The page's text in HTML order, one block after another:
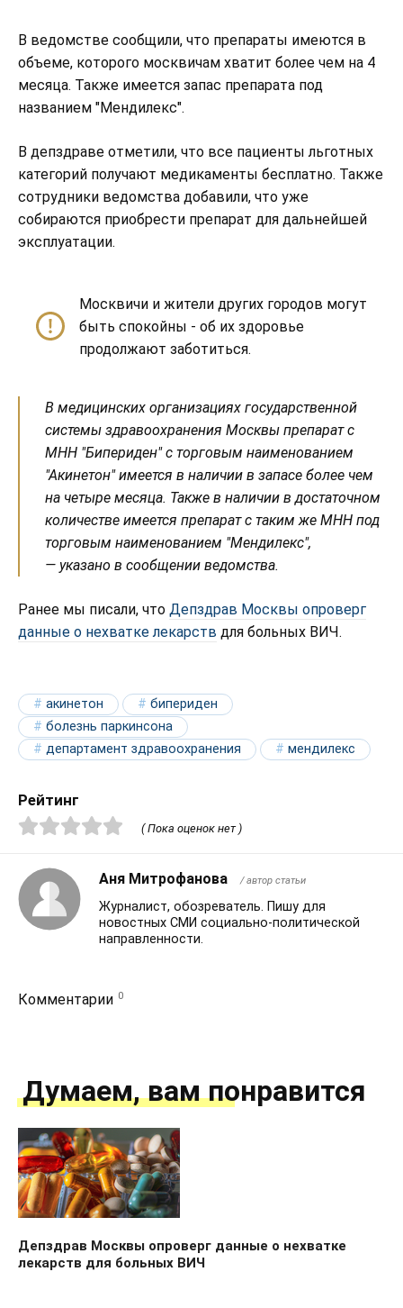
В ведомстве сообщили, что препараты имеются в
объеме, которого москвичам хватит более чем на 4
месяца. Также имеется запас препарата под
названием "Мендилекс".
В депздраве отметили, что все пациенты льготных
категорий получают медикаменты бесплатно. Также
сотрудники ведомства добавили, что уже
собираются приобрести препарат для дальнейшей
эксплуатации.
Москвичи и жители других городов могут
быть спокойны - об их здоровье
продолжают заботиться.
В медицинских организациях государственной
системы здравоохранения Москвы препарат с
МНН "Бипериден" с торговым наименованием
"Акинетон" имеется в наличии в запасе более чем
на четыре месяца. Также в наличии в достаточном
количестве имеется препарат с таким же МНН под
торговым наименованием "Мендилекс",
— указано в сообщении ведомства.
Ранее мы писали, что Депздрав Москвы опроверг
данные о нехватке лекарств для больных ВИЧ.
акинетон
бипериден
болезнь паркинсона
департамент здравоохранения
мендилекс
Рейтинг
( Пока оценок нет )
Аня Митрофанова / автор статьи
Журналист, обозреватель. Пишу для
новостных СМИ социально-политической
направленности.
Комментарии 0
Думаем, вам понравится
Депздрав Москвы опроверг данные о нехватке
лекарств для больных ВИЧ